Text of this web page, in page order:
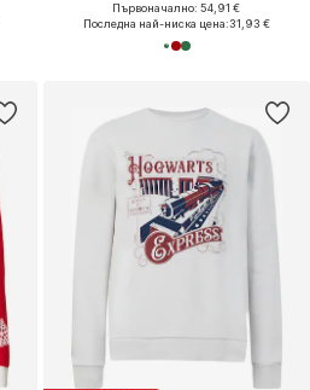
Първоначално: 54,91 €
Последна най-ниска цена:31,93 €